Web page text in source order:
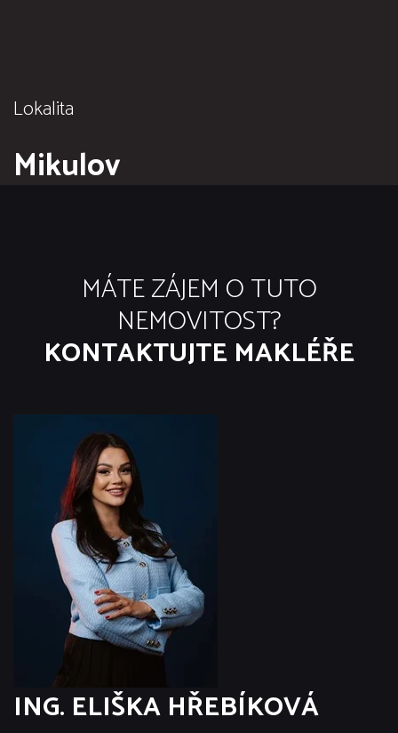
Lokalita
Mikulov
MÁTE ZÁJEM O TUTO
NEMOVITOST?
KONTAKTUJTE MAKLÉŘE
ING. ELIŠKA HŘEBÍKOVÁ